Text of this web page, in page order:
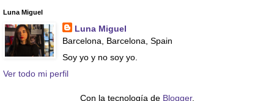
Luna Miguel
Luna Miguel
Barcelona, Barcelona, Spain
Soy yo y no soy yo.
Ver todo mi perfil
Con la tecnología de Blogger.